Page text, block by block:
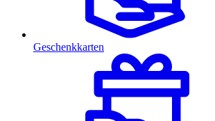
Geschenkkarten